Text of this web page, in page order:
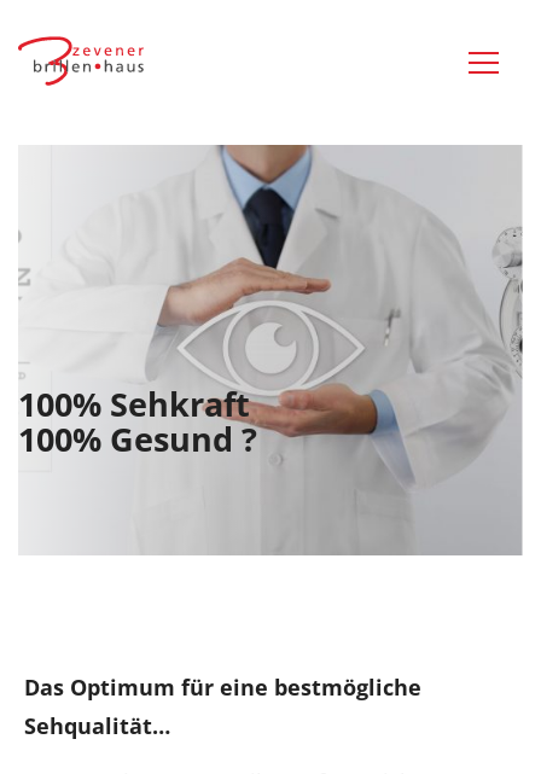
100% Sehkraft
100% Gesund ?
Das Optimum für eine bestmögliche
Sehqualität…